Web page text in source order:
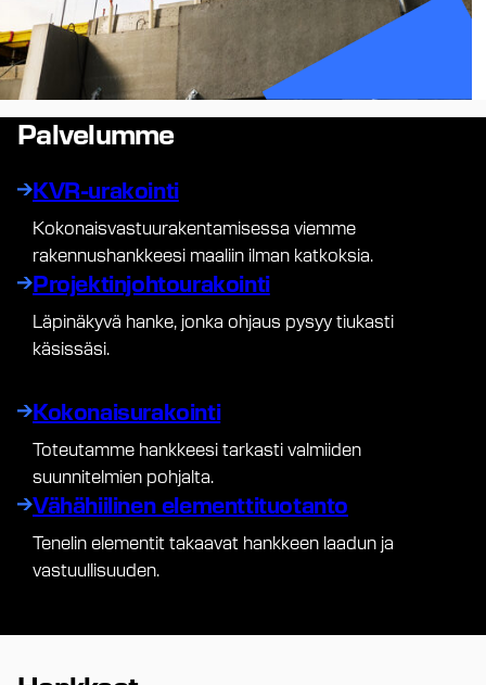
Palvelumme
KVR-urakointi
Kokonaisvastuurakentamisessa viemme
rakennushankkeesi maaliin ilman katkoksia.
Projektinjohtourakointi
Läpinäkyvä hanke, jonka ohjaus pysyy tiukasti
käsissäsi.
Kokonaisurakointi
Toteutamme hankkeesi tarkasti valmiiden
suunnitelmien pohjalta.
Vähähiilinen elementtituotanto
Tenelin elementit takaavat hankkeen laadun ja
vastuullisuuden.